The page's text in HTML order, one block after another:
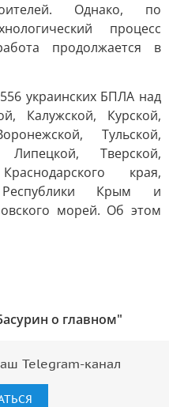
Однако, по
процесс
продолжается в
украинских БПЛА над
Калужской, Курской,
Тульской,
Липецкой, Тверской,
края,
Республики Крым и
морей. Об этом
о главном"
Telegram-канал